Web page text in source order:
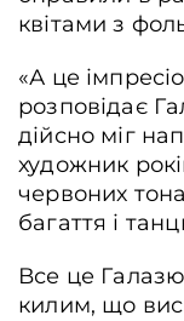
квітами з
«А це
розповідає
дійсно міг
художник
червоних
багаття і
Все це
килим, що